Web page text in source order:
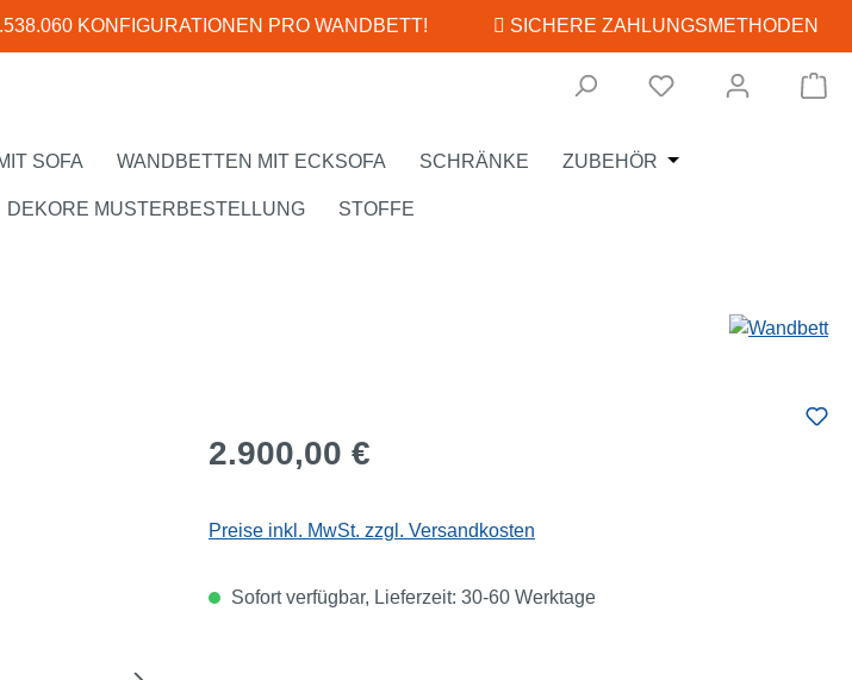
KONFIGURATIONEN PRO WANDBETT! SICHERE ZAHLUNGSMETHODEN
SOFA WANDBETTEN MIT ECKSOFA SCHRÄNKE ZUBEHÖR Öffne oder Schließe
DEKORE MUSTERBESTELLUNG STOFFE
Regulärer Preis:
2.900,00 €
Preise inkl. MwSt. zzgl. Versandkosten
Sofort verfügbar, Lieferzeit: 30-60 Werktage